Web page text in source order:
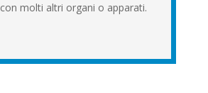
molti altri organi o apparati.